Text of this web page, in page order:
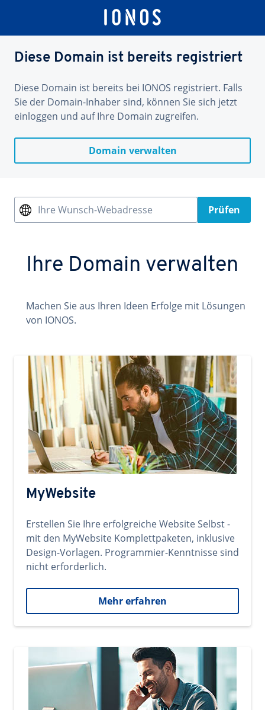
Diese Domain ist bereits registriert
Diese Domain ist bereits bei IONOS registriert. Falls
Sie der Domain-Inhaber sind, können Sie sich jetzt
einloggen und auf Ihre Domain zugreifen.
Domain verwalten
Ihre Wunsch-Webadresse Prüfen
Ihre Domain verwalten
Machen Sie aus Ihren Ideen Erfolge mit Lösungen
von IONOS.
MyWebsite
Erstellen Sie Ihre erfolgreiche Website Selbst -
mit den MyWebsite Komplettpaketen, inklusive
Design-Vorlagen. Programmier-Kenntnisse sind
nicht erforderlich.
Mehr erfahren